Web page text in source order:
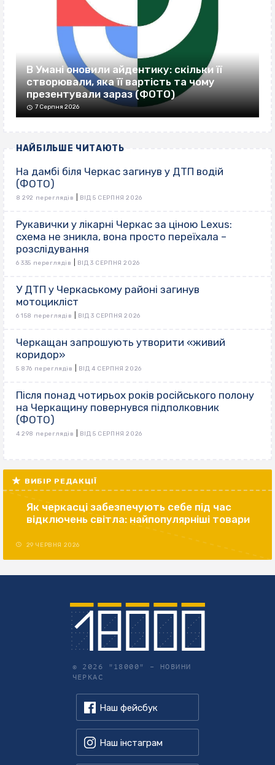
В Умані оновили айдентику: скільки її
створювали, яка її вартість та чому
презентували зараз (ФОТО)
7 Серпня 2026
НАЙБІЛЬШЕ ЧИТАЮТЬ
На дамбі біля Черкас загинув у ДТП водій
(ФОТО)
8 292 переглядів ВІД 5 СЕРПНЯ 2026
Рукавички у лікарні Черкас за ціною Lexus:
схема не зникла, вона просто переїхала –
розслідування
6 335 переглядів ВІД 3 СЕРПНЯ 2026
У ДТП у Черкаському районі загинув
мотоцикліст
6 158 переглядів ВІД 3 СЕРПНЯ 2026
Черкащан запрошують утворити «живий
коридор»
5 876 переглядів ВІД 4 СЕРПНЯ 2026
Після понад чотирьох років російського полону
на Черкащину повернувся підполковник
(ФОТО)
4 298 переглядів ВІД 5 СЕРПНЯ 2026
ВИБІР РЕДАКЦІЇ
Як черкасці забезпечують себе під час
відключень світла: найпопулярніші товари
29 ЧЕРВНЯ 2026
© 2026 "18000" – НОВИНИ
ЧЕРКАС
Наш фейсбук
Наш інстаграм